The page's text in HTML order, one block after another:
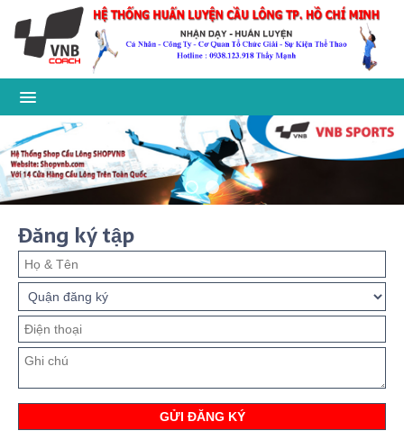
Đăng ký tập